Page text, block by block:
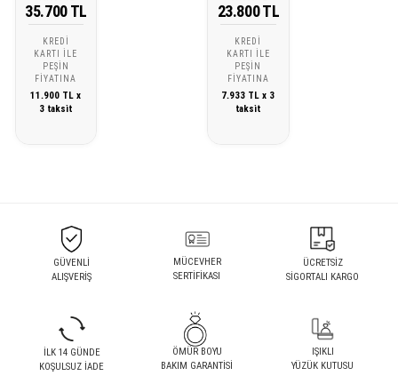
35.700 TL
KREDI
KARTI ILE
PEŞIN
FIYATINA
11.900 TL x
3 taksit
23.800 TL
KREDI
KARTI ILE
PEŞIN
FIYATINA
7.933 TL x 3
taksit
GÜVENLİ
ALIŞVERİŞ
MÜCEVHER
SERTİFİKASI
ÜCRETSİZ
SİGORTALI KARGO
İLK 14 GÜNDE
KOŞULSUZ İADE
ÖMÜR BOYU
BAKIM GARANTİSİ
IŞIKLI
YÜZÜK KUTUSU